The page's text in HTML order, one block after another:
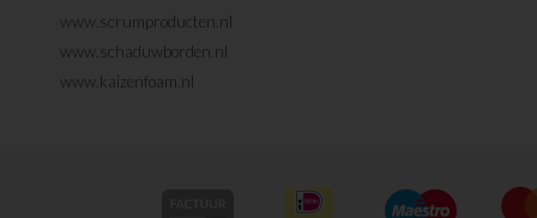
www.scrumproducten.nl
www.schaduwborden.nl
www.kaizenfoam.nl